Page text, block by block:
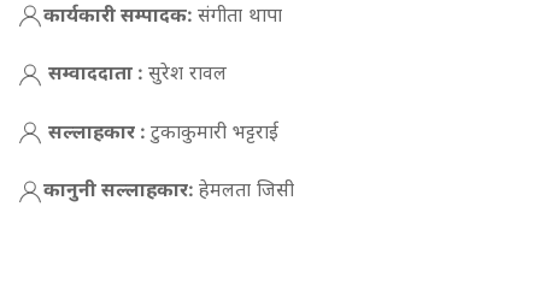
कार्यकारी सम्पादक: संगीता थापा
सम्वाददाता : सुरेश रावल
सल्लाहकार : टुकाकुमारी भट्टराई
कानुनी सल्लाहकार: हेमलता जिसी